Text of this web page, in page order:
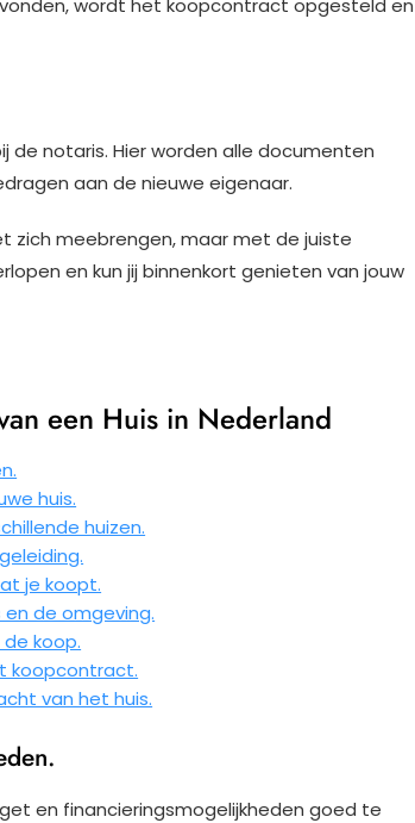
wordt het koopcontract opgesteld en
notaris. Hier worden alle documenten
aan de nieuwe eigenaar.
zich meebrengen, maar met de juiste
en kun jij binnenkort genieten van jouw
een Huis in Nederland
huis.
huizen.
je koopt.
de omgeving.
koop.
koopcontract.
van het huis.
en financieringsmogelijkheden goed te